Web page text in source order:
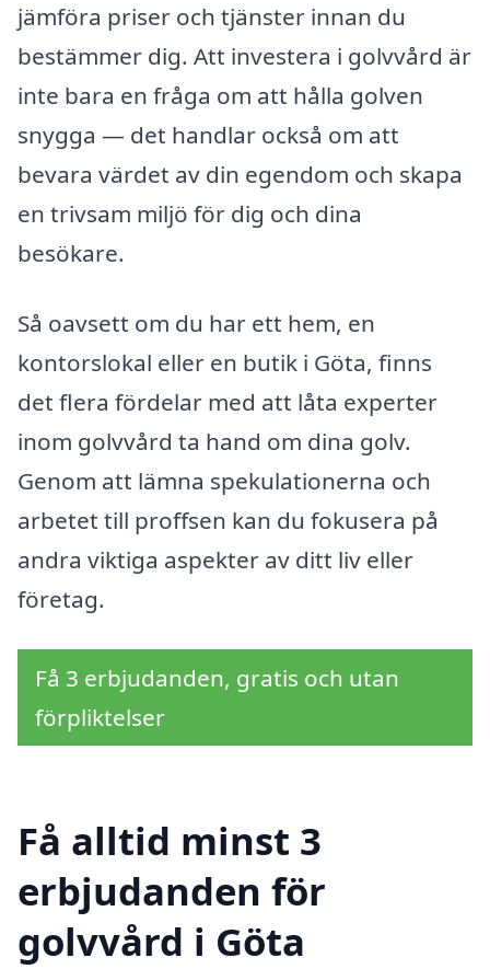
jämföra priser och tjänster innan du
bestämmer dig. Att investera i golvvård är
inte bara en fråga om att hålla golven
snygga — det handlar också om att
bevara värdet av din egendom och skapa
en trivsam miljö för dig och dina
besökare.
Så oavsett om du har ett hem, en
kontorslokal eller en butik i Göta, finns
det flera fördelar med att låta experter
inom golvvård ta hand om dina golv.
Genom att lämna spekulationerna och
arbetet till proffsen kan du fokusera på
andra viktiga aspekter av ditt liv eller
företag.
Få 3 erbjudanden, gratis och utan
förpliktelser
Få alltid minst 3
erbjudanden för
golvvård i Göta